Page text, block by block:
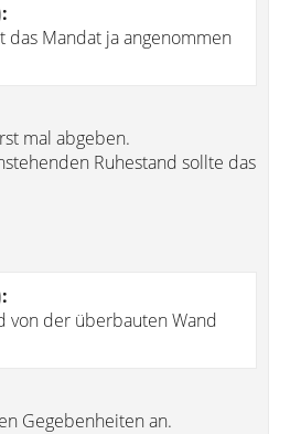
:
das Mandat ja angenommen
mal abgeben.
Ruhestand sollte das
:
von der überbauten Wand
Gegebenheiten an.